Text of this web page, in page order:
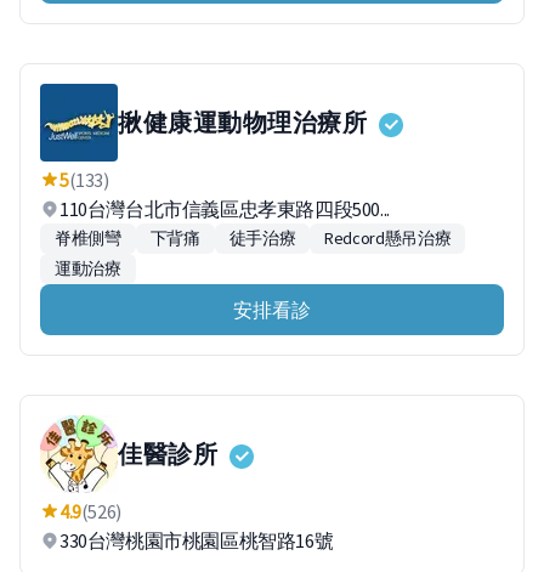
揪健康運動物理治療所
5(133)
110台灣台北市信義區忠孝東路四段500...
脊椎側彎 下背痛 徒手治療
Redcord懸吊治療
運動治療
安排看診
佳醫診所
4.9(526)
330台灣桃園市桃園區桃智路16號